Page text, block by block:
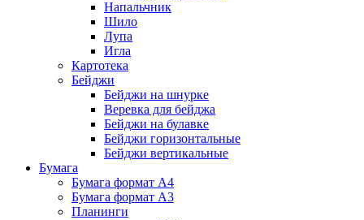
Напальчник
Шило
Лупа
Игла
Картотека
Бейджи
Бейджи на шнурке
Веревка для бейджа
Бейджи на булавке
Бейджи горизонтальные
Бейджи вертикальные
Бумага
Бумага формат А4
Бумага формат А3
Планинги